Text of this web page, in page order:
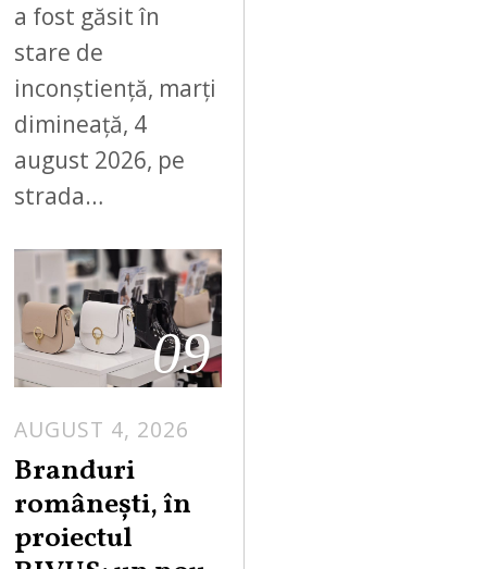
a fost găsit în
stare de
inconștiență, marți
dimineață, 4
august 2026, pe
strada…
09
AUGUST 4, 2026
Branduri
românești, în
proiectul